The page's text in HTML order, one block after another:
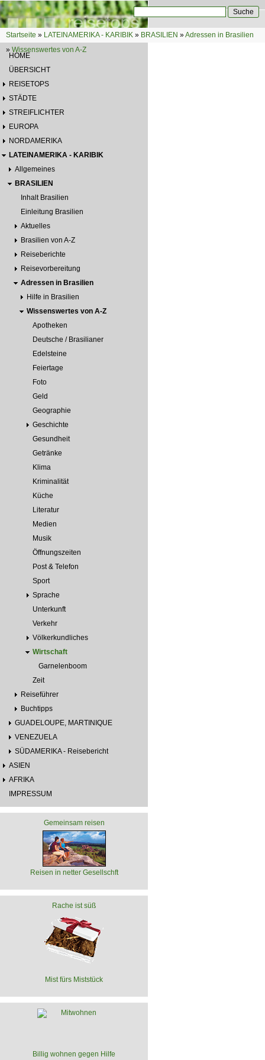
Direkt zum Inhalt
Suchformular
Sie sind hier
Startseite » LATEINAMERIKA - KARIBIK » BRASILIEN »Adressen in Brasilien
» Wissenswertes von A-Z
HOME
ÜBERSICHT
REISETOPS
STÄDTE
STREIFLICHTER
EUROPA
NORDAMERIKA
LATEINAMERIKA - KARIBIK
Allgemeines
BRASILIEN
Inhalt Brasilien
Einleitung Brasilien
Aktuelles
Brasilien von A-Z
Reiseberichte
Reisevorbereitung
Adressen in Brasilien
Hilfe in Brasilien
Wissenswertes von A-Z
Apotheken
Deutsche / Brasilianer
Edelsteine
Feiertage
Foto
Geld
Geographie
Geschichte
Gesundheit
Getränke
Klima
Kriminalität
Küche
Literatur
Medien
Musik
Öffnungszeiten
Post & Telefon
Sport
Sprache
Unterkunft
Verkehr
Völkerkundliches
Wirtschaft
Garnelenboom
Zeit
Reiseführer
Buchtipps
GUADELOUPE, MARTINIQUE
VENEZUELA
SÜDAMERIKA - Reisebericht
ASIEN
AFRIKA
IMPRESSUM
Gemeinsam reisen
Reisen in netter Gesellschft
Rache ist süß
Mist fürs Miststück
Billig wohnen gegen Hilfe